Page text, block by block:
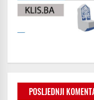
POSLJEDNJI